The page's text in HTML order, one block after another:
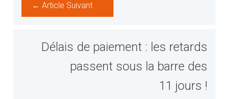
← Article Suivant
Délais de paiement : les retards
passent sous la barre des
11 jours !